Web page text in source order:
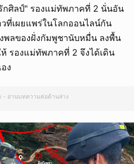
กศิลป์" รองแม่ทัพภาคที่ 2 นั่นอัน
ที่เผยแพร่ในโลกออนไลน์กัน
พลของฝั่งกัมพูชานับหมื่น ลงพื้น
รองแม่ทัพภาคที่ 2 จึงได้เดิน
ง
- อ่านบทความต่อด้านล่าง